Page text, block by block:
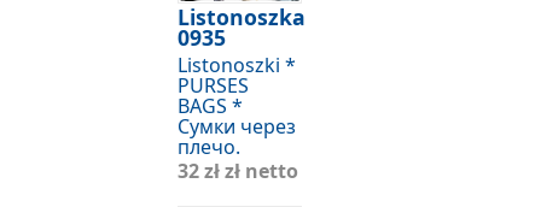
Listonoszka
0935
Listonoszki *
PURSES
BAGS *
Сумки через
плечо.
32 złzł netto